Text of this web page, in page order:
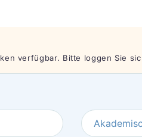
verfügbar. Bitte loggen Sie